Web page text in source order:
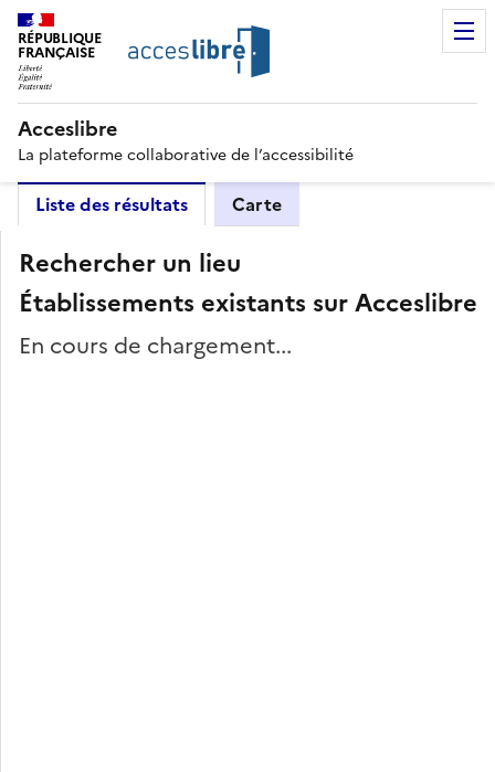
RÉPUBLIQUE
FRANÇAISE
Acceslibre
La plateforme collaborative de l’accessibilité
Liste des résultats Carte
Rechercher un lieu
Établissements existants sur Acceslibre
En cours de chargement...